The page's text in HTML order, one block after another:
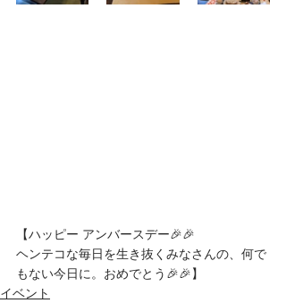
【ハッピー アンバースデー🎉🎉
ヘンテコな毎日を生き抜くみなさんの、何で
もない今日に。おめでとう🎉🎉】﻿
イベント